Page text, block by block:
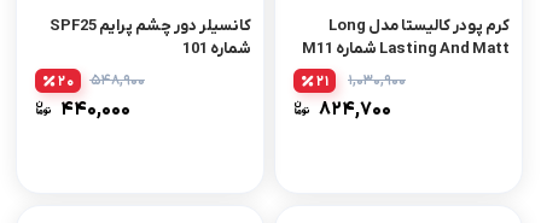
کرم پودر کالیستا مدل Long
Lasting And Matt شماره M11
۱,۰۳۰,۹۰۰
۸۲۴,۷۰۰
21
کانسیلر دور چشم پرایم SPF25
شماره 101
۵۴۸,۹۰۰
۴۴۰,۰۰۰
20